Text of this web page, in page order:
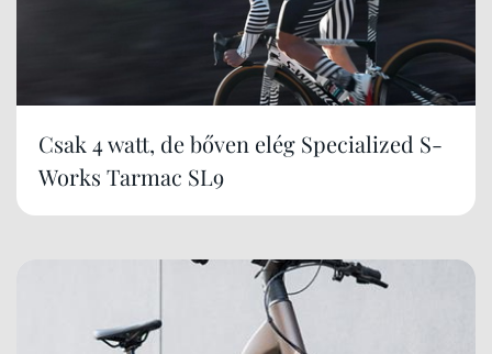
Csak 4 watt, de bőven elég Specialized S-
Works Tarmac SL9